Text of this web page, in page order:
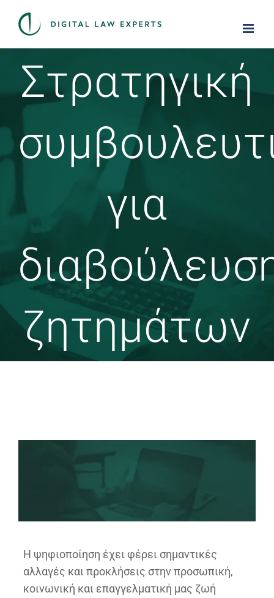
Στρατηγική
για
ζητημάτων
Η ψηφιοποίηση έχει φέρει σημαντικές
αλλαγές και προκλήσεις στην προσωπική,
κοινωνική και επαγγελματική μας ζωή